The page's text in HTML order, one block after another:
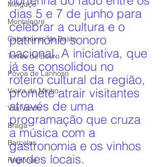
Melgaço
Montalegre
Cabeceiras de Basto
Terras de Bouro
Póvoa de Lanhoso
Vieira do Minho
Vila Verde
Braga
Barcelos
Regional
dias 5 e 7 de junho para
celebrar a cultura e o
património sonoro
nacional. A iniciativa, que
já se consolidou no
roteiro cultural da região,
promete atrair visitantes
através de uma
programação que cruza
a música com a
gastronomia e os vinhos
verdes locais.